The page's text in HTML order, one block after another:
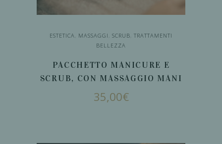
ESTETICA MASSAGGI SCRUB TRATTAMENTI
BELLEZZA
PACCHETTO MANICURE E
SCRUB, CON MASSAGGIO MANI
35,00€